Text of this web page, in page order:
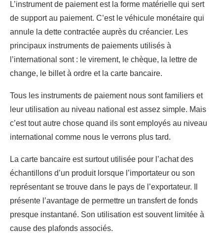
L’instrument de paiement est la forme matérielle qui sert
de support au paiement. C’est le véhicule monétaire qui
annule la dette contractée auprès du créancier. Les
principaux instruments de paiements utilisés à
l’international sont : le virement, le chèque, la lettre de
change, le billet à ordre et la carte bancaire.
Tous les instruments de paiement nous sont familiers et
leur utilisation au niveau national est assez simple. Mais
c’est tout autre chose quand ils sont employés au niveau
international comme nous le verrons plus tard.
La carte bancaire est surtout utilisée pour l’achat des
échantillons d’un produit lorsque l’importateur ou son
représentant se trouve dans le pays de l’exportateur. Il
présente l’avantage de permettre un transfert de fonds
presque instantané. Son utilisation est souvent limitée à
cause des plafonds associés.